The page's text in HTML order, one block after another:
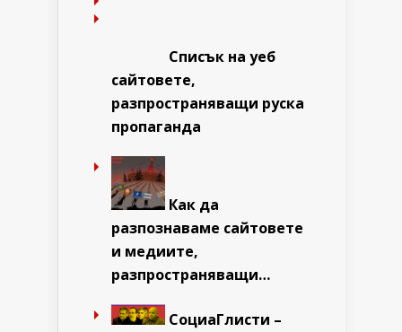
Списък на уеб
сайтовете,
разпространяващи руска
пропаганда
Как да
разпознаваме сайтовете
и медиите,
разпространяващи…
СоциаГлисти –